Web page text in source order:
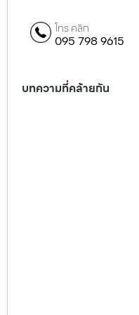
โทร คลิก
095 798 9615
บทความที่คล้ายกัน